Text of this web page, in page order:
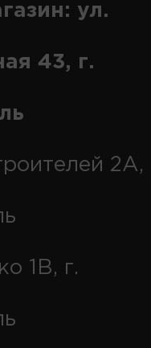
ул.
43, г.
2А,
1В, г.